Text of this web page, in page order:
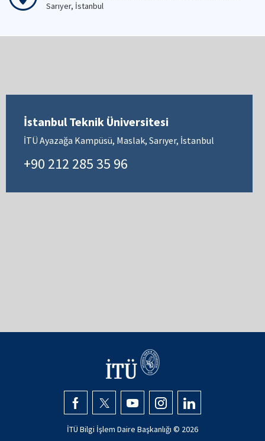
Sarıyer, İstanbul
İstanbul Teknik Üniversitesi
İTÜ Ayazağa Kampüsü, Maslak, Sarıyer, İstanbul
+90 212 285 35 96
İTÜ Bilgi İşlem Daire Başkanlığı © 2026